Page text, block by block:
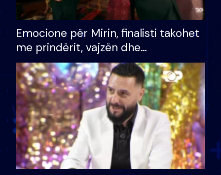
Emocione për Mirin, finalisti takohet
me prindërit, vajzën dhe
bashkëshorten: S’kemi ndonjë letër
divorci apo jo?